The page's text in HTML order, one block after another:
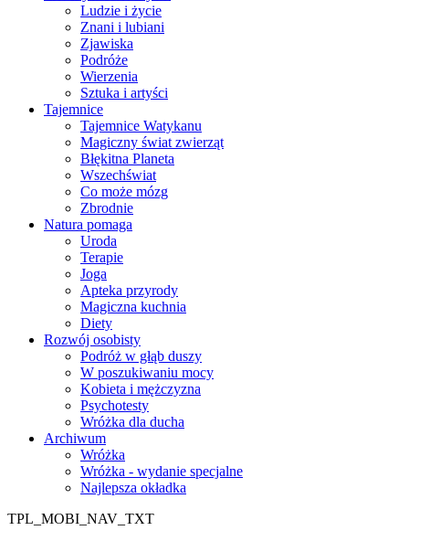
Ludzie i życie
Znani i lubiani
Zjawiska
Podróże
Wierzenia
Sztuka i artyści
Tajemnice
Tajemnice Watykanu
Magiczny świat zwierząt
Błękitna Planeta
Wszechświat
Co może mózg
Zbrodnie
Natura pomaga
Uroda
Terapie
Joga
Apteka przyrody
Magiczna kuchnia
Diety
Rozwój osobisty
Podróż w głąb duszy
W poszukiwaniu mocy
Kobieta i mężczyzna
Psychotesty
Wróżka dla ducha
Archiwum
Wróżka
Wróżka - wydanie specjalne
Najlepsza okładka
TPL_MOBI_NAV_TXT